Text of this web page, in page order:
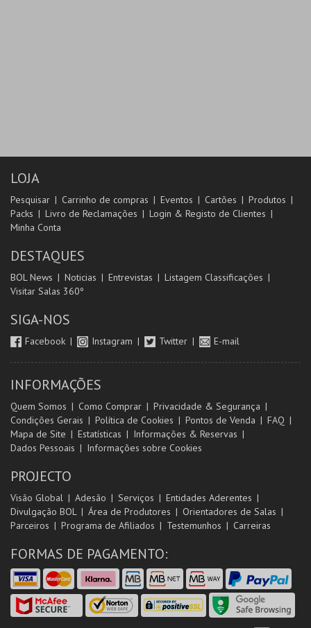
LOJA
Pesquisar Carrinho de compras Eventos Cartões
Produtos
Packs
Livro de Reclamações
Login & Registo de Clientes
Minha Conta
DESTAQUES
BOL News Noticias Entrevistas
Listagem Classificações
Visitar Salas 360º
SIGA-NOS
Facebook Instagram Twitter E-mail
INFORMAÇÕES
Quem Somos Como Comprar
Privacidade & Segurança
Condições Gerais
Política de Cookies Pontos de Venda
FAQ
Mapa de Site
Estatísticas
Informações & Reservas
Dados Pessoais
Informações sobre Cookies
PROJECTO
Visão Global Adesão Serviços
Entidades Aderentes
Divulgação BOL
Área de Produtores
Orientadores de Salas
Parceiros
Programa de Afiliados Testemunhos Carreiras
FORMAS DE PAGAMENTO: